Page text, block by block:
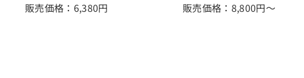
販売価格：6,380円 販売価格：8,800円～